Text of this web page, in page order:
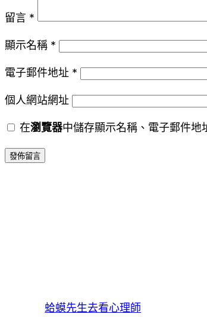
留言 *
顯示名稱 *
電子郵件地址 *
個人網站網址
在瀏覽器中儲存顯示名稱、電子郵件地
蛤蟆先生去看心理師